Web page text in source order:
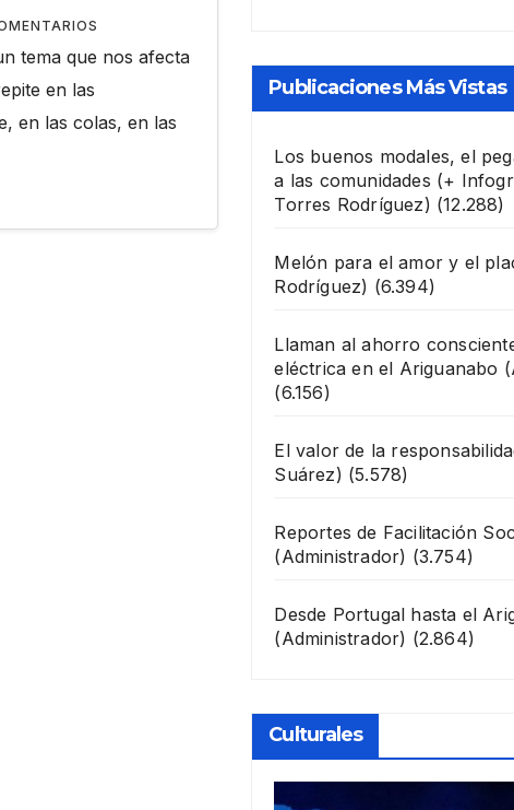
tema que nos afecta
en las
en las colas, en las
Publicaciones Más Vistas
Los buenos modales, el
a las comunidades (+
Torres Rodríguez) (12.288)
Melón para el amor y el
Rodríguez) (6.394)
Llaman al ahorro
eléctrica en el Ariguanabo
(6.156)
El valor de la
Suárez) (5.578)
Reportes de Facilitación
(Administrador) (3.754)
Desde Portugal hasta el
(Administrador) (2.864)
Culturales